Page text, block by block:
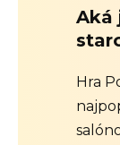
Aká
Hra